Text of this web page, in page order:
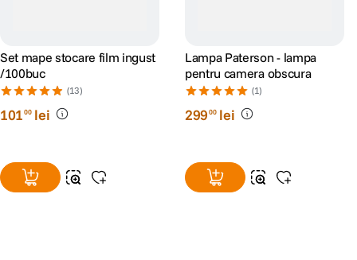
Set mape stocare film ingust
/100buc
(13)
10100 lei
Lampa Paterson - lampa
pentru camera obscura
(1)
29900 lei